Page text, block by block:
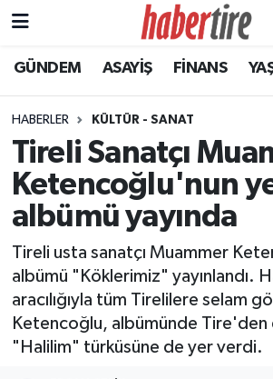
GÜNDEM ASAYİŞ FİNANS
HABERLER KÜLTÜR - SANAT
Tireli Sanatçı
Ketencoğlu'nun
albümü yayında
Tireli usta sanatçı Muammer
albümü "Köklerimiz" yayınlandı.
aracılığıyla tüm Tirelilere selam
Ketencoğlu, albümünde
"Halilim" türküsüne de yer verdi.
Tire Nöbetçi Eczaneler
Tire Hava Durumu
Tire Trafik Yoğunluk Haritası
Süper Lig Puan Durumu ve
Tüm Manşetler
Son Dakika Haberleri
Haber Arşivi